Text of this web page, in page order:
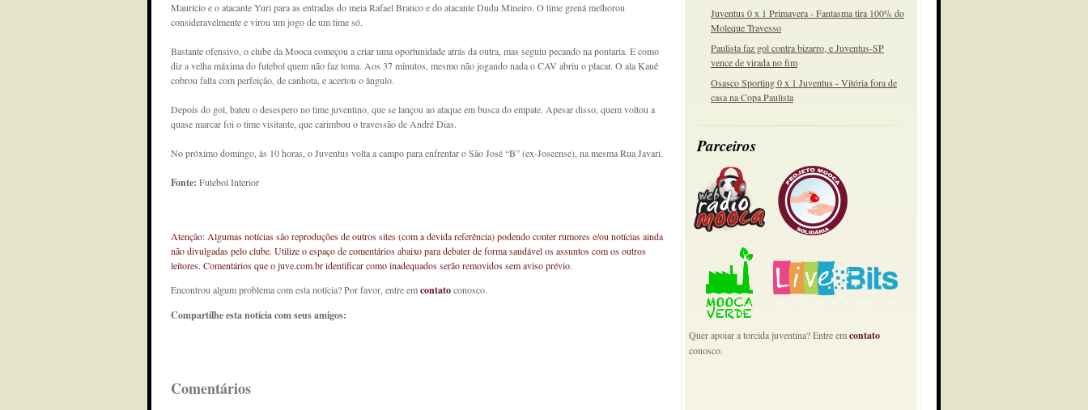
Juventus 0 x 1 Primavera - Fantasma tira 100% do
Moleque Travesso
Paulista faz gol contra bizarro, e Juventus-SP
vence de virada no fim
Osasco Sporting 0 x 1 Juventus - Vitória fora de
casa na Copa Paulista
Parceiros
Quer apoiar a torcida juventina? Entre emcontato
conosco.
Maurício e o atacante Yuri para as entradas do meia Rafael Branco e do atacante Dudu Mineiro. O time grená melhorou
consideravelmente e virou um jogo de um time só.
Bastante ofensivo, o clube da Mooca começou a criar uma oportunidade atrás da outra, mas seguiu pecando na pontaria. E como
diz a velha máxima do futebol quem não faz toma. Aos 37 minutos, mesmo não jogando nada o CAV abriu o placar. O ala Kauê
cobrou falta com perfeição, de canhota, e acertou o ângulo.
Depois do gol, bateu o desespero no time juventino, que se lançou ao ataque em busca do empate. Apesar disso, quem voltou a
quase marcar foi o time visitante, que carimbou o travessão de André Dias.
No próximo domingo, às 10 horas, o Juventus volta a campo para enfrentar o São José “B” (ex-Joseense), na mesma Rua Javari.
Fonte: Futebol Interior
Atenção: Algumas notícias são reproduções de outros sites (com a devida referência) podendo conter rumores e/ou notícias ainda
não divulgadas pelo clube. Utilize o espaço de comentários abaixo para debater de forma saudável os assuntos com os outros
leitores. Comentários que o juve.com.br identificar como inadequados serão removidos sem aviso prévio.
Encontrou algum problema com esta notícia? Por favor, entre emcontatoconosco.
Compartilhe esta notícia com seus amigos:
Comentários